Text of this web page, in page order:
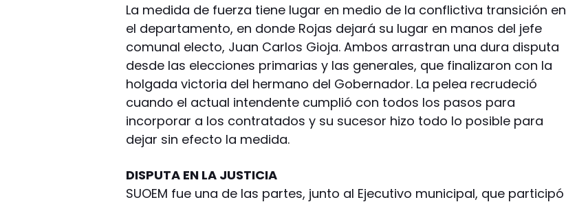
La medida de fuerza tiene lugar en medio de la conflictiva transición en
el departamento, en donde Rojas dejará su lugar en manos del jefe
comunal electo, Juan Carlos Gioja. Ambos arrastran una dura disputa
desde las elecciones primarias y las generales, que finalizaron con la
holgada victoria del hermano del Gobernador. La pelea recrudeció
cuando el actual intendente cumplió con todos los pasos para
incorporar a los contratados y su sucesor hizo todo lo posible para
dejar sin efecto la medida.
DISPUTA EN LA JUSTICIA
SUOEM fue una de las partes, junto al Ejecutivo municipal, que participó